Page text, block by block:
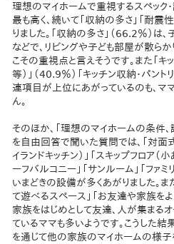
理想のマイホームで重視するスペック
最も高く、続いて「収納の多さ」「耐震
りました。「収納の多さ」（66.2％）は
などで、リビングや子ども部屋が散ら
こその重視点と言えそうです。また「キ
等）」（40.9％）「キッチン収納・パント
連項目が上位にあがっているのも、マ
ん。
そのほか、「理想のマイホームの条件
を自由回答で聞いた質問では、「対面
イランドキッチン）」「スキップフロア
ーフバルコニー」「サンルーム」「ファ
いまどきの設備が多くあがりました。ま
て遊べるスペース」「お友達や家族を
家族をはじめとして友達、人が集まる
ているママも多いようです。こうした
を通じて他の家族のマイホームの様子